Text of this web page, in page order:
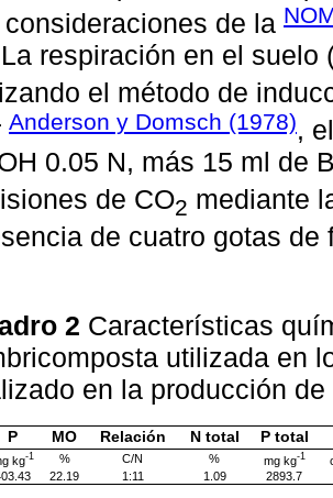
de la
respiración en el suelo
el método de
Anderson y Domsch (1978),
0.05 N, más 15 ml de
de CO2 mediante
de cuatro gotas de
2 Características
utilizada en
en la producción
P MO Relación N total P total
kg-1 % C/N % mg kg-1
22.19 1:11 1.09 2893.7